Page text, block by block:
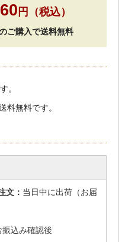
円（税込）
ご購入で送料無料
。
料無料です。
文： 当日中に出荷（お届
込み確認後